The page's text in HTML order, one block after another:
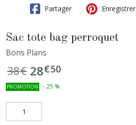
Partager Enregistrer
Sac tote bag perroquet
Bons Plans
38€ 28€50
PROMOTION -25 %